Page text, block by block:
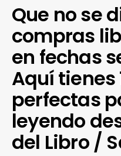
Que no se
compras
en fechas
Aquí tienes
perfectas
leyendo
del Libro /